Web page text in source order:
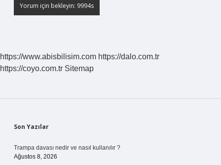
https://www.abisbilisim.com https://dalo.com.tr
https://coyo.com.tr Sitemap
Sidebar
Son Yazılar
Trampa davası nedir ve nasıl kullanılır ?
Ağustos 8, 2026